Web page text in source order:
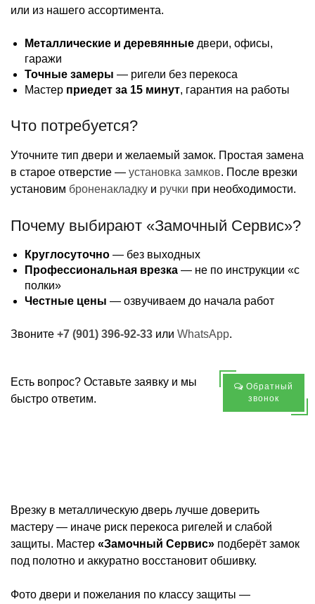
или из нашего ассортимента.
Металлические и деревянные двери, офисы,
гаражи
Точные замеры — ригели без перекоса
Мастер приедет за 15 минут, гарантия на работы
Что потребуется?
Уточните тип двери и желаемый замок. Простая замена
в старое отверстие — установка замков. После врезки
установим броненакладку и ручки при необходимости.
Почему выбирают «Замочный Сервис»?
Круглосуточно — без выходных
Профессиональная врезка — не по инструкции «с
полки»
Честные цены — озвучиваем до начала работ
Звоните +7 (901) 396-92-33 или WhatsApp.
Есть вопрос? Оставьте заявку и мы
быстро ответим.
Обратный
звонок
Врезку в металлическую дверь лучше доверить
мастеру — иначе риск перекоса ригелей и слабой
защиты. Мастер «Замочный Сервис» подберёт замок
под полотно и аккуратно восстановит обшивку.
Фото двери и пожелания по классу защиты —